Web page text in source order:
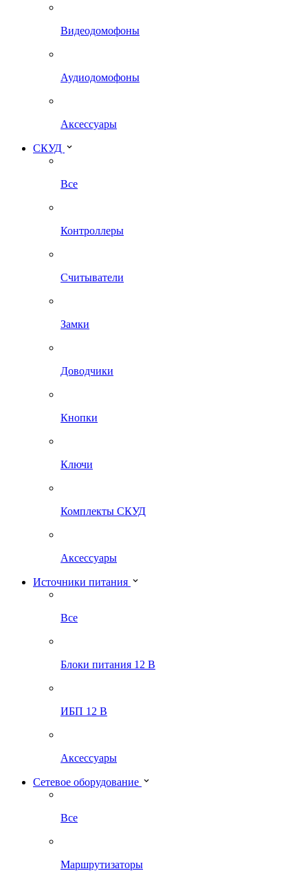
Видеодомофоны
Аудиодомофоны
Аксессуары
СКУД
Все
Контроллеры
Считыватели
Замки
Доводчики
Кнопки
Ключи
Комплекты СКУД
Аксессуары
Источники питания
Все
Блоки питания 12 В
ИБП 12 В
Аксессуары
Сетевое оборудование
Все
Маршрутизаторы